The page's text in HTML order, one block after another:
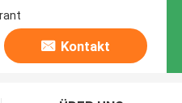
Kontakt